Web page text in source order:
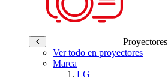
Proyectores
Ver todo en proyectores
Marca
LG